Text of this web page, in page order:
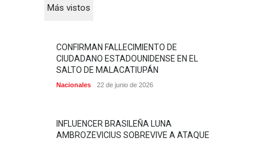
Más vistos
CONFIRMAN FALLECIMIENTO DE
CIUDADANO ESTADOUNIDENSE EN EL
SALTO DE MALACATIUPÁN
Nacionales 22 de junio de 2026
INFLUENCER BRASILEÑA LUNA
AMBROZEVICIUS SOBREVIVE A ATAQUE